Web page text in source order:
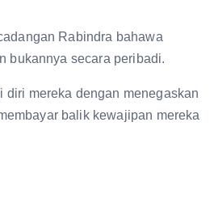
Rabindra bahawa
bukannya secara peribadi.
diri mereka dengan menegaskan
balik kewajipan mereka